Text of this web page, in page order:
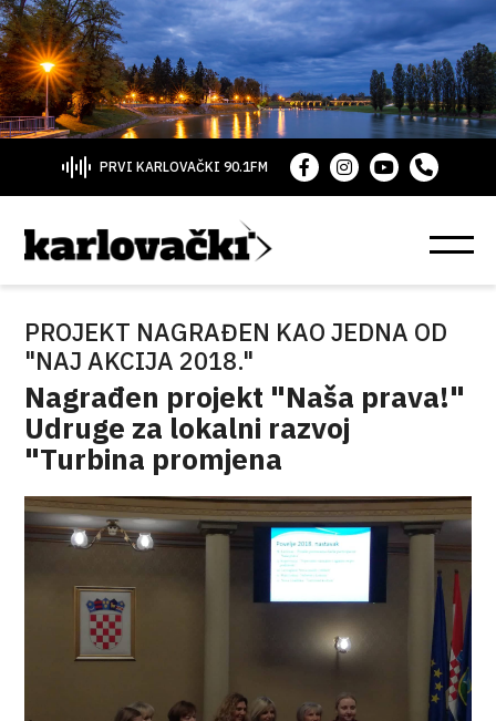
PRVI KARLOVAČKI 90.1FM
PROJEKT NAGRAĐEN KAO JEDNA OD
"NAJ AKCIJA 2018."
Nagrađen projekt "Naša prava!"
Udruge za lokalni razvoj
"Turbina promjena